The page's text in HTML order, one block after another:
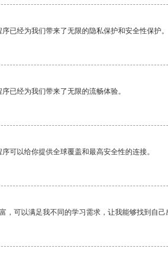
已经为我们带来了无限的隐私保护和安全性保护。
已经为我们带来了无限的流畅体验。
可以给你提供全球覆盖和最高安全性的连接。
，可以满足我不同的学习需求，让我能够找到自己